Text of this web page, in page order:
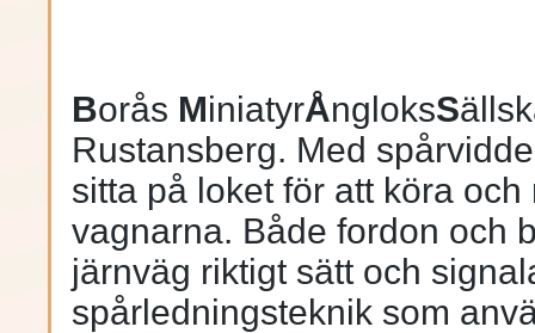
Borås MiniatyrÅngloksS
Rustansberg. Med
sitta på loket för att köra
vagnarna. Både fordon och
järnväg riktigt sätt och
spårledningsteknik som